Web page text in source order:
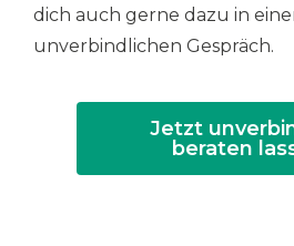
dich auch gerne dazu in
unverbindlichen Gespräch.
Jetzt
beraten